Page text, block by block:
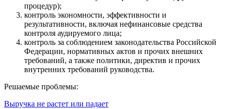
процедур);
контроль экономности, эффективности и
результативности, включая нефинансовые средства
контроля аудируемого лица;
контроль за соблюдением законодательства Российской
Федерации, нормативных актов и прочих внешних
требований, а также политики, директив и прочих
внутренних требований руководства.
Решаемые проблемы:
Выручка не растет или падает